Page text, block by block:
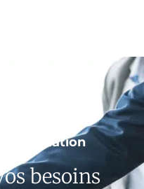
situation
besoins